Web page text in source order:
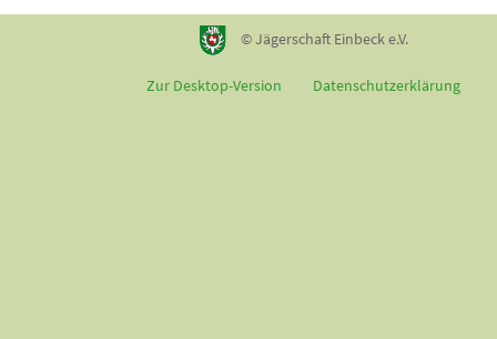
© Jägerschaft Einbeck e.V.
Zur Desktop-Version Datenschutzerklärung